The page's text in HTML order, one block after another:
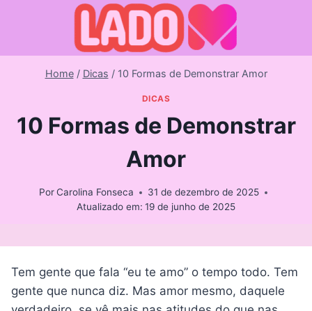
Home / Dicas / 10 Formas de Demonstrar Amor
DICAS
10 Formas de Demonstrar
Amor
PorCarolina Fonseca
31 de dezembro de 2025
Atualizado em: 19 de junho de 2025
Tem gente que fala “eu te amo” o tempo todo. Tem
gente que nunca diz. Mas amor mesmo, daquele